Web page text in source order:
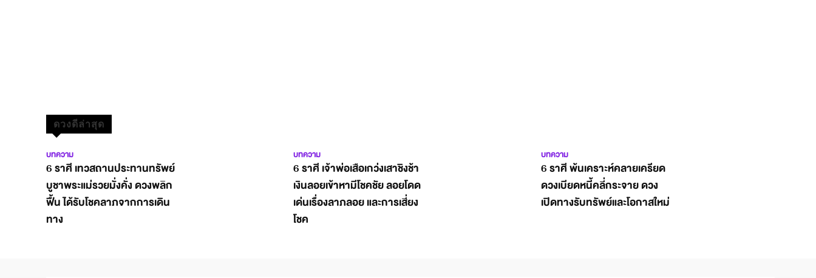
ดวงดีล่าสุด
บทความ
6 ราศี เทวสถานประทานทรัพย์
บูชาพระแม่รวยมั่งคั่ง ดวงพลิก
ฟื้น ได้รับโชคลาภจากการเดิน
ทาง
บทความ
6 ราศี เจ้าพ่อเสือเกว่งเสาชิงช้า
เงินลอยเข้าหามีโชคชัย ลอยโดด
เด่นเรื่องลาภลอย และการเสี่ยง
โชค
บทความ
6 ราศี พ้นเคราะห์คลายเครียด
ดวงเบียดหนี้คลี่กระจาย ดวง
เปิดทางรับทรัพย์และโอกาสใหม่